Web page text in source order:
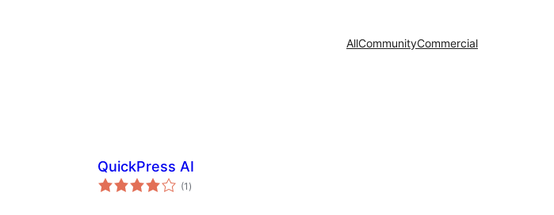
AllCommunityCommercial
QuickPress AI
(1 avaliações
totais
)